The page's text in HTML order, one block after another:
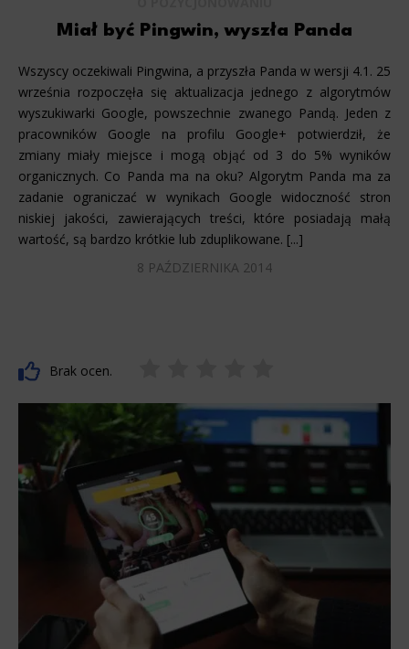
Miał być Pingwin, wyszła Panda
Wszyscy oczekiwali Pingwina, a przyszła Panda w wersji 4.1. 25
września rozpoczęła się aktualizacja jednego z algorytmów
wyszukiwarki Google, powszechnie zwanego Pandą. Jeden z
pracowników Google na profilu Google+ potwierdził, że
zmiany miały miejsce i mogą objąć od 3 do 5% wyników
organicznych. Co Panda ma na oku? Algorytm Panda ma za
zadanie ograniczać w wynikach Google widoczność stron
niskiej jakości, zawierających treści, które posiadają małą
wartość, są bardzo krótkie lub zduplikowane. [...]
8 PAŹDZIERNIKA 2014
Brak ocen.